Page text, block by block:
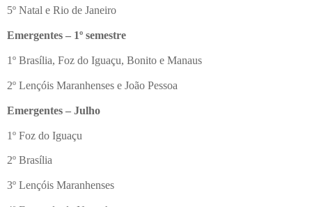
5º Natal e Rio de Janeiro
Emergentes – 1º semestre
1º Brasília, Foz do Iguaçu, Bonito e Manaus
2º Lençóis Maranhenses e João Pessoa
Emergentes – Julho
1º Foz do Iguaçu
2º Brasília
3º Lençóis Maranhenses